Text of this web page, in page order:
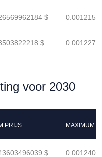
$
$
voor 2030
PRIJS MAXIMUM
$